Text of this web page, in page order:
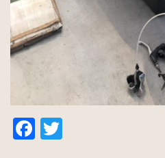
Facebook